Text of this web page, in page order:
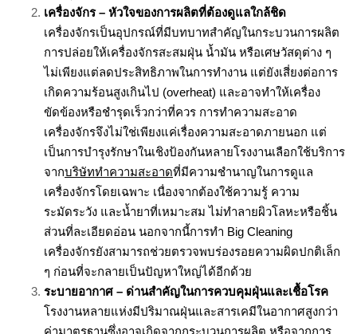
เครื่องจักร – หัวใจของการผลิตที่ต้องดูแลใกล้ชิด
เครื่องจักรเป็นอุปกรณ์ที่มีบทบาทสำคัญในกระบวนการผลิต
การปล่อยให้เครื่องจักรสะสมฝุ่น น้ำมัน หรือเศษวัสดุต่าง ๆ
ไม่เพียงแต่ลดประสิทธิภาพในการทำงาน แต่ยังเสี่ยงต่อการ
เกิดความร้อนสูงเกินไป (overheat) และอาจทำให้เครื่อง
ขัดข้องหรือชำรุดเร็วกว่าที่ควร การทำความสะอาด
เครื่องจักรจึงไม่ใช่เพียงแค่เรื่องความสะอาดภายนอก แต่
เป็นการบำรุงรักษาในเชิงป้องกันหลายโรงงานเลือกใช้บริการ
จากบริษัททำความสะอาดที่มีความชำนาญในการดูแล
เครื่องจักรโดยเฉพาะ เนื่องจากต้องใช้ความรู้ ความ
ระมัดระวัง และน้ำยาที่เหมาะสม ไม่ทำลายผิวโลหะหรือชิ้น
ส่วนที่ละเอียดอ่อน นอกจากนี้การทำ Big Cleaning
เครื่องจักรยังสามารถช่วยตรวจพบร่องรอยความผิดปกติเล็ก
ๆ ก่อนที่จะกลายเป็นปัญหาใหญ่ได้อีกด้วย
ระบายอากาศ – ด่านสำคัญในการควบคุมฝุ่นและเชื้อโรค
โรงงานหลายแห่งมีปริมาณฝุ่นและสารเคมีในอากาศสูงกว่า
ค่ามาตรฐานซึ่งอาจเกิดจากกระบวนการผลิต หรือจากการ